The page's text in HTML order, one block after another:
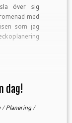
över sig
med
som jag
dag!
/Planering/